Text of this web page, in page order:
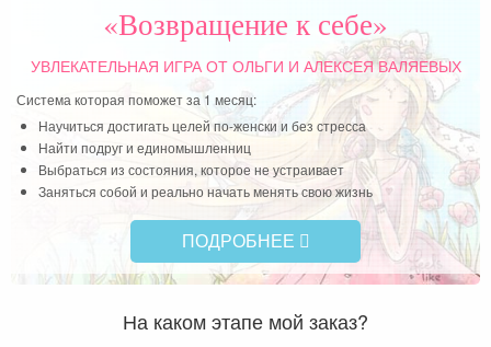
«Возвращение к себе»
УВЛЕКАТЕЛЬНАЯ ИГРАОТ ОЛЬГИ И АЛЕКСЕЯ ВАЛЯЕВЫХ
Система которая поможет за 1 месяц:
Научиться достигать целей по-женски и без стресса
Найти подруг и единомышленниц
Выбраться из состояния, которое не устраивает
Заняться собой и реально начать менять свою жизнь
ПОДРОБНЕЕ
На каком этапе мой заказ?